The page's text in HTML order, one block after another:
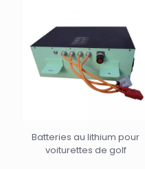
Batteries au lithium pour
voiturettes de golf